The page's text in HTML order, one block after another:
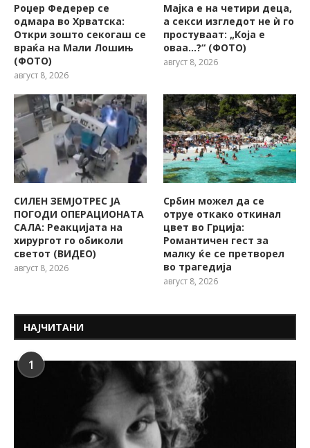
Роџер Федерер се
одмара во Хрватска:
Откри зошто секогаш се
враќа на Мали Лошињ
(ФОТО)
август 8, 2026
Мајка е на четири деца,
а секси изгледот не ѝ го
простуваат: „Која е
оваа…?“ (ФОТО)
август 8, 2026
СИЛЕН ЗЕМЈОТРЕС ЈА
ПОГОДИ ОПЕРАЦИОНАТА
САЛА: Реакцијата на
хирургот го обиколи
светот (ВИДЕО)
август 8, 2026
Србин можел да се
отруе откако откинал
цвет во Грција:
Романтичен гест за
малку ќе се претворел
во трагедија
август 8, 2026
НАЈЧИТАНИ
1